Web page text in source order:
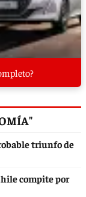
triunfo de
compite por